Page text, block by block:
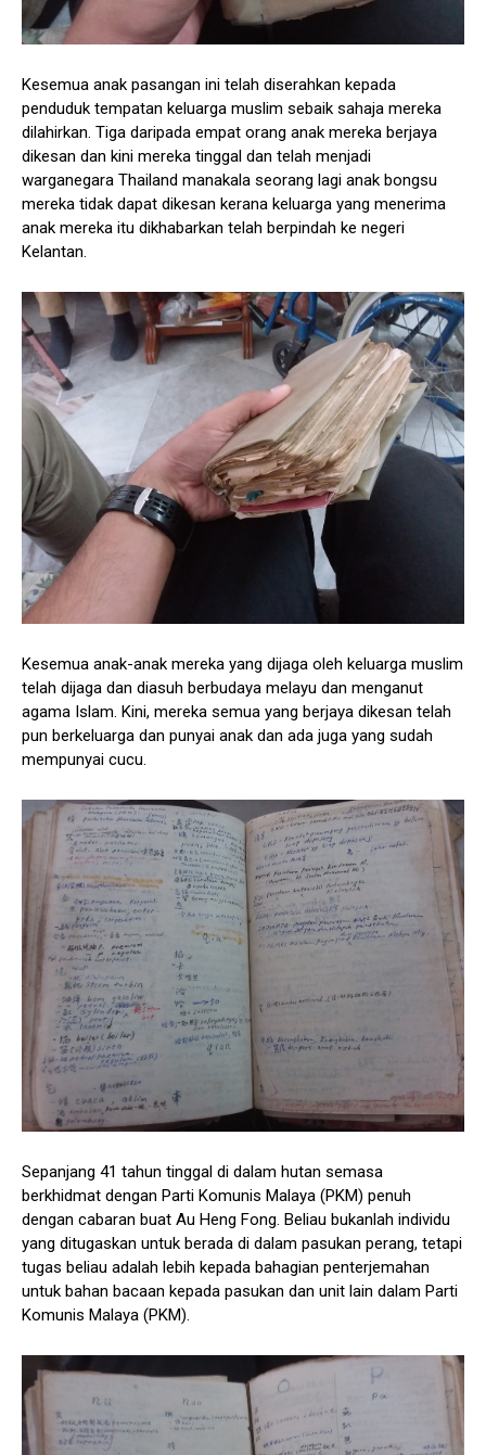
Kesemua anak pasangan ini telah diserahkan kepada
penduduk tempatan keluarga muslim sebaik sahaja mereka
dilahirkan. Tiga daripada empat orang anak mereka berjaya
dikesan dan kini mereka tinggal dan telah menjadi
warganegara Thailand manakala seorang lagi anak bongsu
mereka tidak dapat dikesan kerana keluarga yang menerima
anak mereka itu dikhabarkan telah berpindah ke negeri
Kelantan.
Kesemua anak-anak mereka yang dijaga oleh keluarga muslim
telah dijaga dan diasuh berbudaya melayu dan menganut
agama Islam. Kini, mereka semua yang berjaya dikesan telah
pun berkeluarga dan punyai anak dan ada juga yang sudah
mempunyai cucu.
Sepanjang 41 tahun tinggal di dalam hutan semasa
berkhidmat dengan Parti Komunis Malaya (PKM) penuh
dengan cabaran buat Au Heng Fong. Beliau bukanlah individu
yang ditugaskan untuk berada di dalam pasukan perang, tetapi
tugas beliau adalah lebih kepada bahagian penterjemahan
untuk bahan bacaan kepada pasukan dan unit lain dalam Parti
Komunis Malaya (PKM).